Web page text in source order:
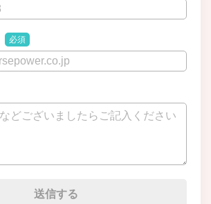
必須